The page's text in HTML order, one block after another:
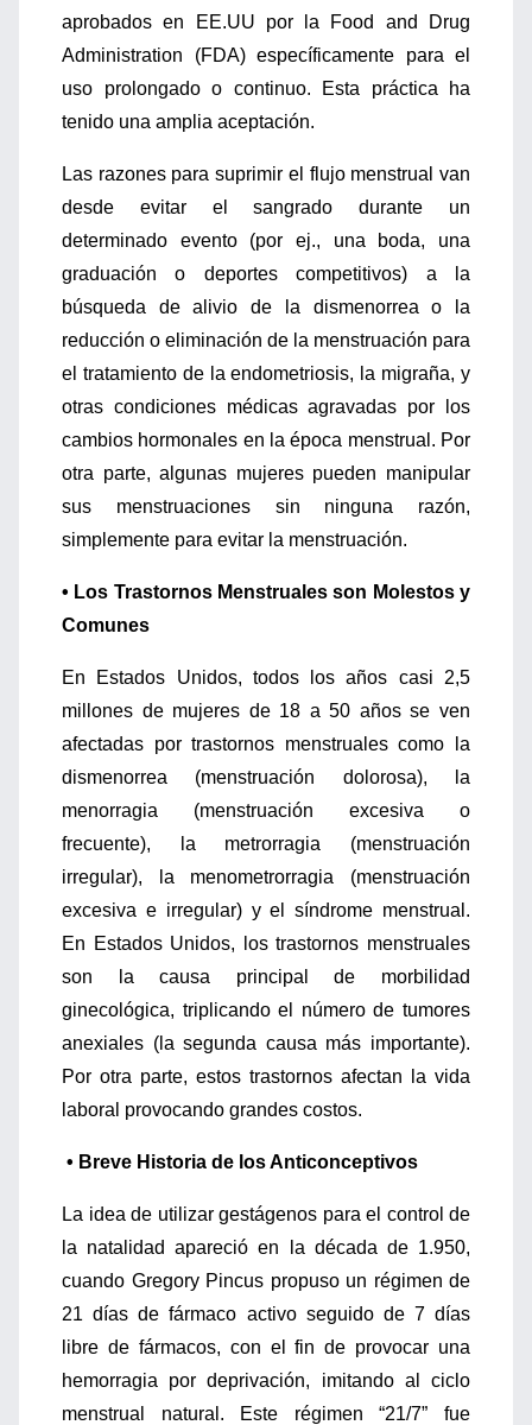
aprobados en EE.UU por la Food and Drug
Administration (FDA) específicamente para el
uso prolongado o continuo. Esta práctica ha
tenido una amplia aceptación.
Las razones para suprimir el flujo menstrual van
desde evitar el sangrado durante un
determinado evento (por ej., una boda, una
graduación o deportes competitivos) a la
búsqueda de alivio de la dismenorrea o la
reducción o eliminación de la menstruación para
el tratamiento de la endometriosis, la migraña, y
otras condiciones médicas agravadas por los
cambios hormonales en la época menstrual. Por
otra parte, algunas mujeres pueden manipular
sus menstruaciones sin ninguna razón,
simplemente para evitar la menstruación.
• Los Trastornos Menstruales son Molestos y
Comunes
En Estados Unidos, todos los años casi 2,5
millones de mujeres de 18 a 50 años se ven
afectadas por trastornos menstruales como la
dismenorrea (menstruación dolorosa), la
menorragia (menstruación excesiva o
frecuente), la metrorragia (menstruación
irregular), la menometrorragia (menstruación
excesiva e irregular) y el síndrome menstrual.
En Estados Unidos, los trastornos menstruales
son la causa principal de morbilidad
ginecológica, triplicando el número de tumores
anexiales (la segunda causa más importante).
Por otra parte, estos trastornos afectan la vida
laboral provocando grandes costos.
• Breve Historia de los Anticonceptivos
La idea de utilizar gestágenos para el control de
la natalidad apareció en la década de 1.950,
cuando Gregory Pincus propuso un régimen de
21 días de fármaco activo seguido de 7 días
libre de fármacos, con el fin de provocar una
hemorragia por deprivación, imitando al ciclo
menstrual natural. Este régimen “21/7” fue